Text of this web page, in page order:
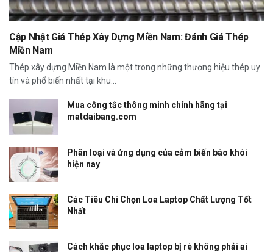
Cập Nhật Giá Thép Xây Dựng Miền Nam: Đánh Giá Thép
Miền Nam
Thép xây dựng Miền Nam là một trong những thương hiệu thép uy
tín và phổ biến nhất tại khu...
Mua công tắc thông minh chính hãng tại
matdaibang.com
Phân loại và ứng dụng của cảm biến báo khói
hiện nay
Các Tiêu Chí Chọn Loa Laptop Chất Lượng Tốt
Nhất
Cách khắc phục loa laptop bị rè không phải ai